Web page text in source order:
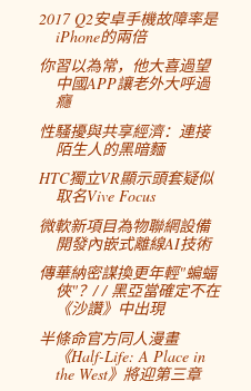
2017 Q2安卓手機故障率是
iPhone的兩倍
你習以為常，他大喜過望
中國APP讓老外大呼過
癮
性騷擾與共享經濟：連接
陌生人的黑暗麵
HTC獨立VR顯示頭套疑似
取名Vive Focus
微軟新項目為物聯網設備
開發內嵌式離線AI技術
傳華納密謀換更年輕"蝙蝠
俠"？/ / 黑亞當確定不在
《沙讚》中出現
半條命官方同人漫畫
《Half-Life: A Place in
the West》將迎第三章